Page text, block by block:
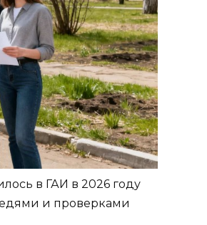
в ГАИ в 2026 году
и проверками